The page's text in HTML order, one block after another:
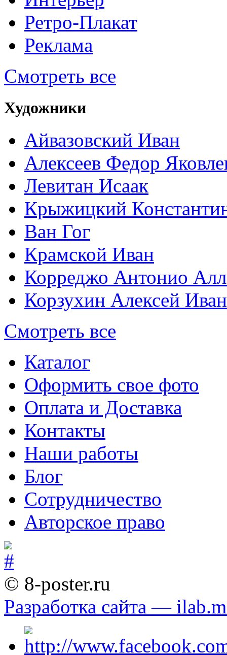
Ретро-Плакат
Реклама
Смотреть все
Художники
Айвазовский Иван
Алексеев Федор
Левитан Исаак
Крыжицкий
Ван Гог
Крамской Иван
Корреджо Антонио
Корзухин Алексей
Смотреть все
Каталог
Оформить свое фото
Оплата и Доставка
Контакты
Наши работы
Блог
Сотрудничество
Авторское право
© 8-poster.ru
Разработка сайта —